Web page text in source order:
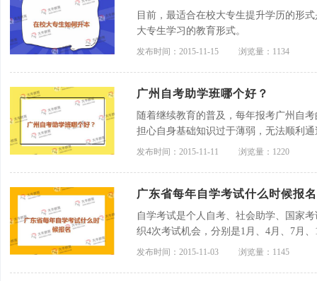
目前，最适合在校大专生提升学历的形
大专生学习的教育形式。
发布时间：2015-11-15 浏览量：1134
广州自考助学班哪个好？
随着继续教育的普及，每年报考广州自
担心自身基础知识过于薄弱，无法顺利
多的担忧，目前，自考院校都开设了自
发布时间：2015-11-11 浏览量：1220
广东省每年自学考试什么时候报名
自学考试是个人自考、社会助学、国家
织4次考试机会，分别是1月、4月、7月
可以在每次自考考试后的一个星期左右
发布时间：2015-11-03 浏览量：1145